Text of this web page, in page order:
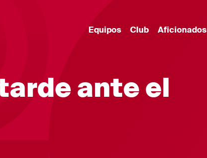
Equipos Club Aficionados
ante el